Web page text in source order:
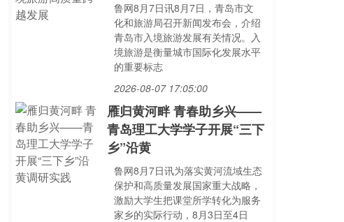
鲁网8月7日讯8月7日，青岛市文
化和旅游局召开新闻发布会，介绍
青岛市入境旅游发展有关情况。入
境旅游是衡量城市国际化发展水平
的重要标志
2026-08-07 17:05:00
雁归黄河畔 青春助乡兴——
青岛理工大学学子开展“三下
乡”沿黄
鲁网8月7日讯为落实黄河流域生态
保护和高质量发展国家重大战略，
激励大学生把课堂所学转化为服务
家乡的实际行动，8月3日至4日